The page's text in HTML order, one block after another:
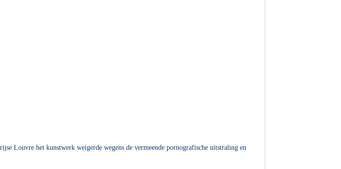
Louvre het kunstwerk weigerde wegens de vermeende pornografische uitstraling en